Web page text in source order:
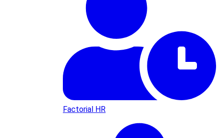
Factorial HR